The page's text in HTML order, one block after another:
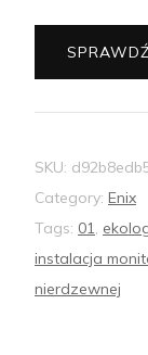
SKU:
Category: Enix
Tags: 01,
instalacja
nierdzewnej